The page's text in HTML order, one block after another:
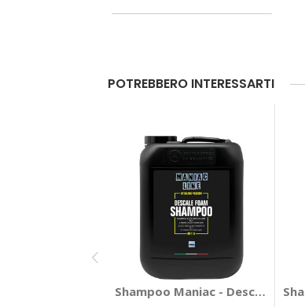
POTREBBERO INTERESSARTI
Shampoo Maniac - Descale